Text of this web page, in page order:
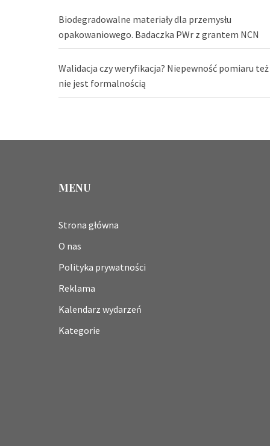
Biodegradowalne materiały dla przemysłu
opakowaniowego. Badaczka PWr z grantem NCN
Walidacja czy weryfikacja? Niepewność pomiaru też
nie jest formalnością
MENU
Strona główna
O nas
Polityka prywatności
Reklama
Kalendarz wydarzeń
Kategorie